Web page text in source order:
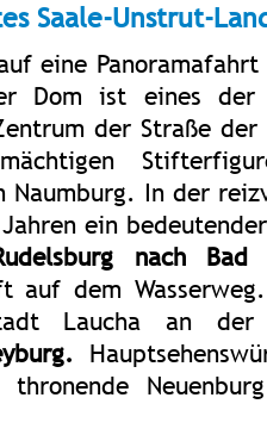
Saale-Unstrut-
eine
Dom ist eines der
der Straße der
Naumburg. In der
ein
nach Bad
auf dem
Laucha an